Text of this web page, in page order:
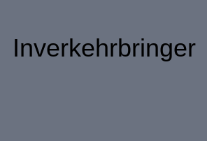
Inverkehrbringer